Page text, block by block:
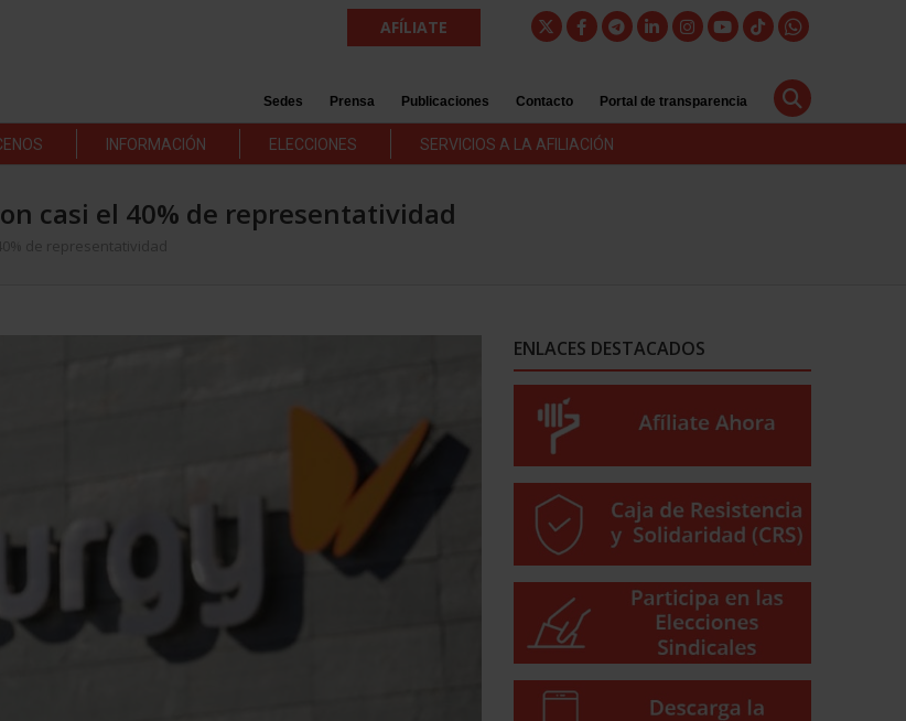
AFÍLIATE
Sedes Prensa Publicaciones Contacto Portal de transparencia
INFORMACIÓN ELECCIONES SERVICIOS A LA AFILIACIÓN
casi el 40% de representatividad
de representatividad
ENLACES DESTACADOS